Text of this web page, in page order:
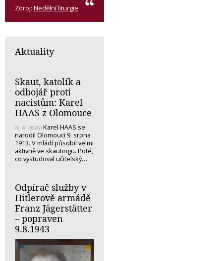
Zdroj: Nedělní liturgie
Aktuality
Skaut, katolík a
odbojář proti
nacistům: Karel
HAAS z Olomouce
(9. 8. 2026) Karel HAAS se
narodil Olomouci 9. srpna
1913. V mládí působil velmi
aktivně ve skautingu. Poté,
co vystudoval učitelský…
Odpírač služby v
Hitlerově armádě
Franz Jägerstätter
– popraven
9.8.1943